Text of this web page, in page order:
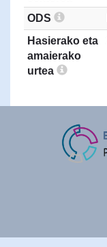
ODS
Hasierako eta
amaierako
urtea